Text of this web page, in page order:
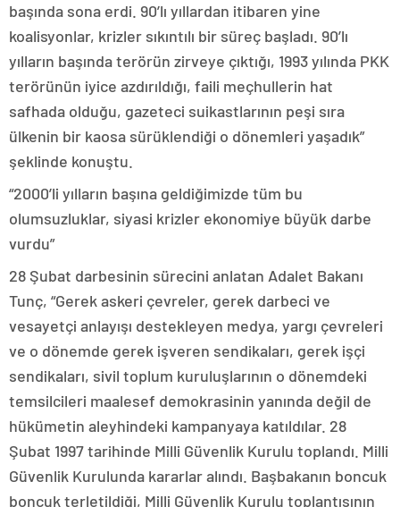
başında sona erdi. 90’lı yıllardan itibaren yine
koalisyonlar, krizler sıkıntılı bir süreç başladı. 90’lı
yılların başında terörün zirveye çıktığı, 1993 yılında PKK
terörünün iyice azdırıldığı, faili meçhullerin hat
safhada olduğu, gazeteci suikastlarının peşi sıra
ülkenin bir kaosa sürüklendiği o dönemleri yaşadık”
şeklinde konuştu.
“2000’li yılların başına geldiğimizde tüm bu
olumsuzluklar, siyasi krizler ekonomiye büyük darbe
vurdu”
28 Şubat darbesinin sürecini anlatan Adalet Bakanı
Tunç, “Gerek askeri çevreler, gerek darbeci ve
vesayetçi anlayışı destekleyen medya, yargı çevreleri
ve o dönemde gerek işveren sendikaları, gerek işçi
sendikaları, sivil toplum kuruluşlarının o dönemdeki
temsilcileri maalesef demokrasinin yanında değil de
hükümetin aleyhindeki kampanyaya katıldılar. 28
Şubat 1997 tarihinde Milli Güvenlik Kurulu toplandı. Milli
Güvenlik Kurulunda kararlar alındı. Başbakanın boncuk
boncuk terletildiği, Milli Güvenlik Kurulu toplantısının